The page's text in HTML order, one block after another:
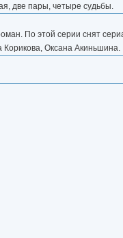
две пары, четыре судьбы.
По этой серии снят
Корикова, Оксана Акиньшина.